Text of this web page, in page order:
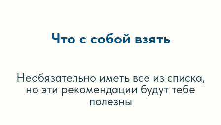
Что с собой взять
Необязательно иметь все из списка,
но эти рекомендации будут тебе
полезны